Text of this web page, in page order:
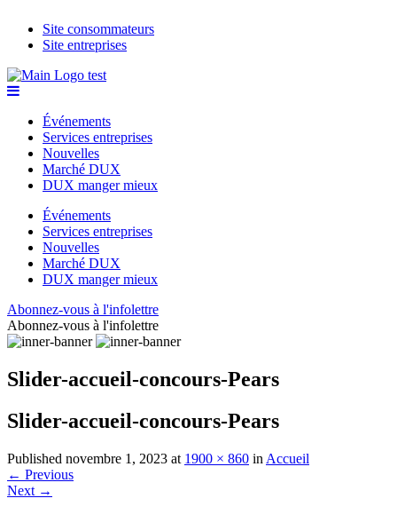
Site consommateurs
Site entreprises
Événements
Services entreprises
Nouvelles
Marché DUX
DUX manger mieux
Événements
Services entreprises
Nouvelles
Marché DUX
DUX manger mieux
Abonnez-vous à l'infolettre
Abonnez-vous à l'infolettre
Slider-accueil-concours-Pears
Slider-accueil-concours-Pears
Published novembre 1, 2023 at 1900 × 860 in Accueil
← Previous
Next →